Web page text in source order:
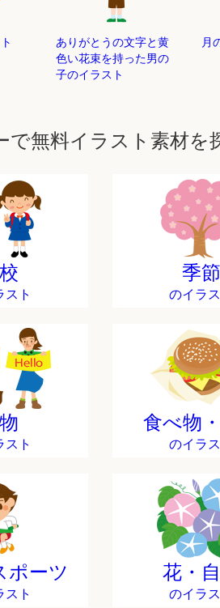
ありがとうの文字と黄
色い花束を持った男の
子のイラスト
月
で無料イラスト素材を
スト
季節
のイラ
スト
食べ物
のイラ
ポーツ
スト
花・
のイラ